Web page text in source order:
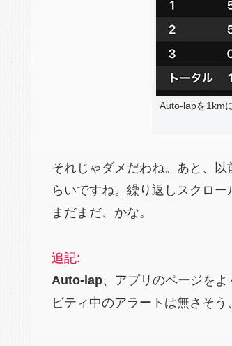
Auto-lapを1km
それじゃダメだわね。あと、
らいですね。繰り返しスクロー
まだまだ、かな。
追記:
Auto-lap、アプリのページを
ビティ中のアラートは無さそ